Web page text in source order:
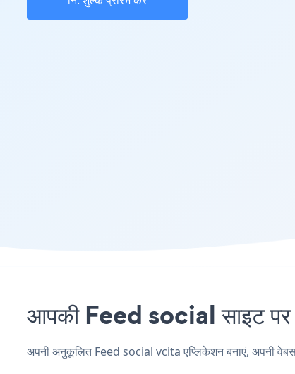
आपकी Feed social साइट पर
अपनी अनुकूलित Feed social vcita एप्लिकेशन बनाएं, अपनी